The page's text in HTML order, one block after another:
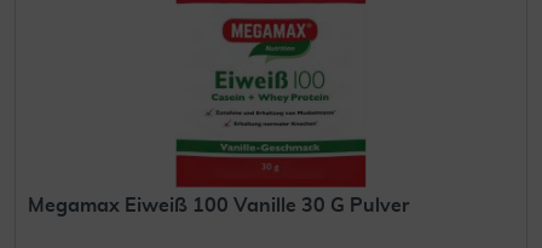
Megamax Eiweiß 100 Vanille 30 G Pulver